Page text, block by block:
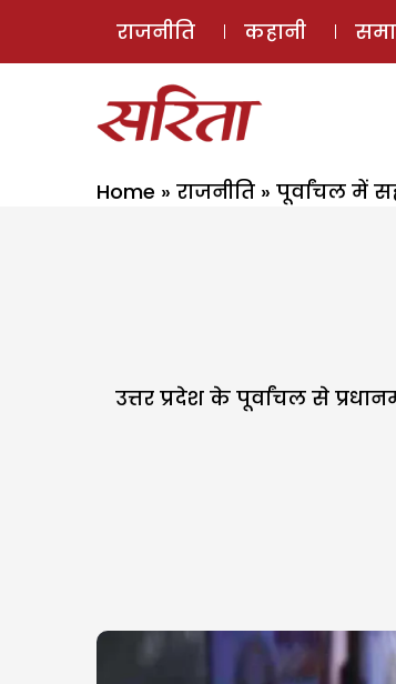
राजनीति कहानी
Home » राजनीति » पूर्वांचल में
उत्तर प्रदेश के पूर्वांचल से